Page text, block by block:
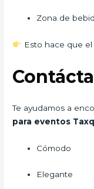
Zona de
Esto hace que
Te ayudamos a
para eventos
Cómodo
Elegante